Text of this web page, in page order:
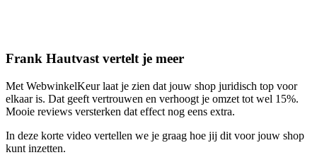
Frank Hautvast vertelt je meer
Met WebwinkelKeur laat je zien dat jouw shop juridisch top voor
elkaar is. Dat geeft vertrouwen en verhoogt je omzet tot wel 15%.
Mooie reviews versterken dat effect nog eens extra.
In deze korte video vertellen we je graag hoe jij dit voor jouw shop
kunt inzetten.